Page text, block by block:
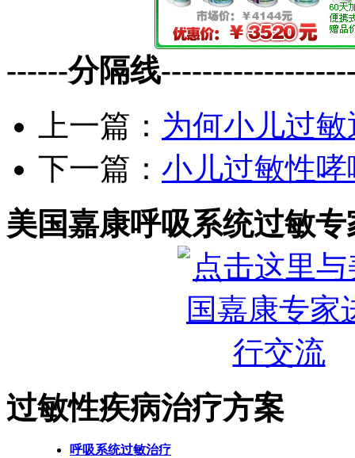
------分隔线
上一篇： 为何小儿过
下一篇： 小儿过敏性
美国嘉康呼吸系统过敏
过敏性疾病治疗方案
呼吸系统过敏治疗